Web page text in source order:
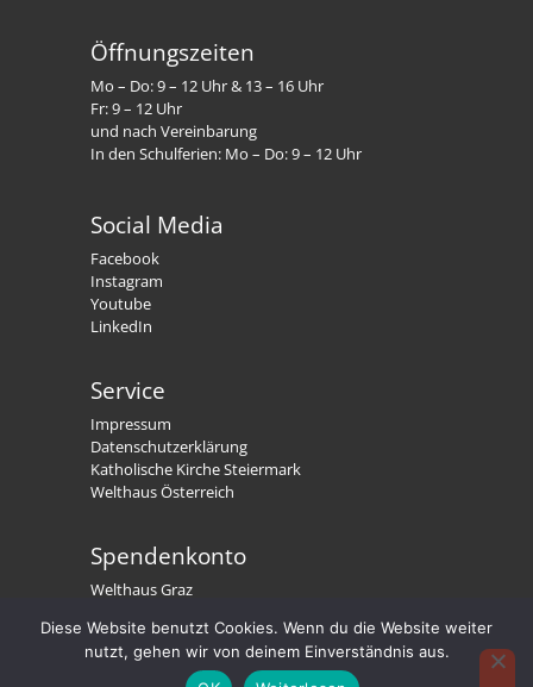
Öffnungszeiten
Mo – Do: 9 – 12 Uhr & 13 – 16 Uhr
Fr: 9 – 12 Uhr
und nach Vereinbarung
In den Schulferien: Mo – Do: 9 – 12 Uhr
Social Media
Facebook
Instagram
Youtube
LinkedIn
Service
Impressum
Datenschutzerklärung
Katholische Kirche Steiermark
Welthaus Österreich
Spendenkonto
Welthaus Graz
BIC: STSPAT2GXXX
Welthaus. Wir stärken Menschen.
Diese Website benutzt Cookies. Wenn du die Website weiter
nutzt, gehen wir von deinem Einverständnis aus.